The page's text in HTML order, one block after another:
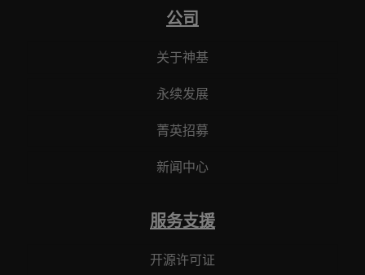
公司
关于神基
永续发展
菁英招募
新闻中心
服务支援
开源许可证